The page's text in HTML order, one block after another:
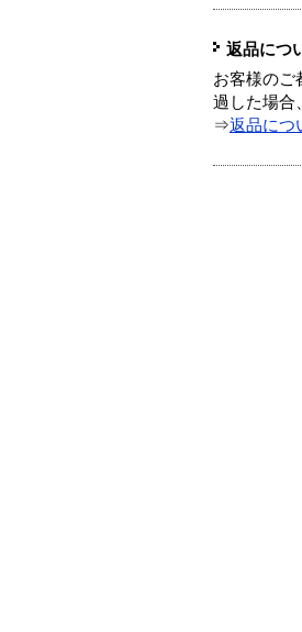
返品につ
お客様のご
過した場合
⇒返品につ